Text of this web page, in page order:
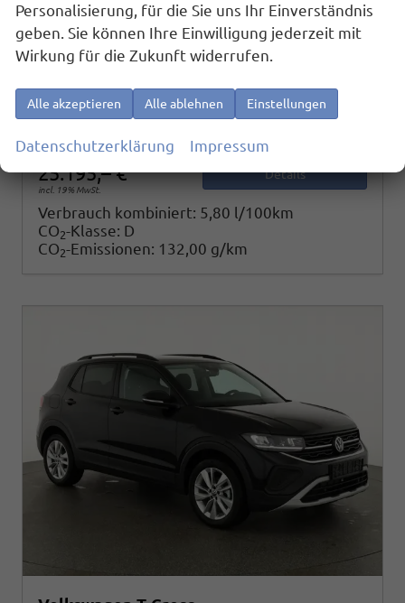
1.0 TSI 85 kW Life DSG Life, LED, Kamera, ACC, Side, Winter, 17-Zoll, 3-J. Garantie
sofort lieferbar Fahrzeug mit Tageszulassung
Benzin
Clear Blue Metallic
Leistung85 kW (116 PS) Kilometerstand10 km
01.12.2025
25.195,– €
incl. 19% MwSt.
Details
Verbrauch kombiniert: 5,80 l/100km
CO2-Klasse: D
CO2-Emissionen: 132,00 g/km
Personalisierung, für die Sie uns Ihr Einverständnis
geben. Sie können Ihre Einwilligung jederzeit mit
Wirkung für die Zukunft widerrufen.
Alle akzeptieren Alle ablehnen Einstellungen
Datenschutzerklärung Impressum